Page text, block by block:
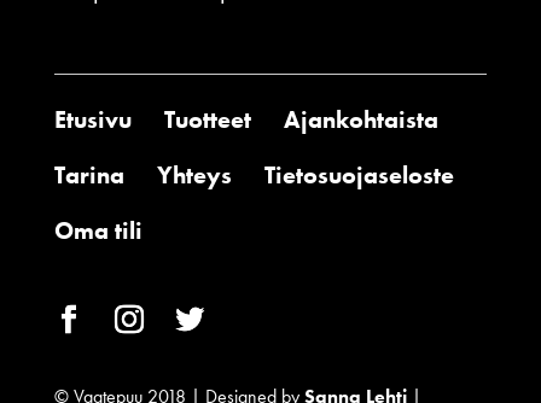
Etusivu Tuotteet
Ajankohtaista
Tarina
Yhteys
Tietosuojaseloste
Oma tili
© Vaatepuu 2018 | Designed bySanna Lehti|